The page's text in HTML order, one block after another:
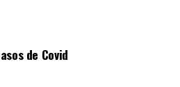
de Covid